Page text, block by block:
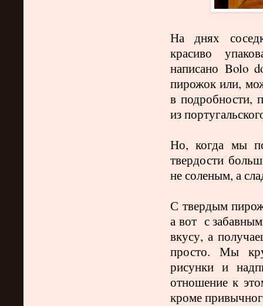
На днях
красиво
написано Bolo
пирожок или,
в подробности,
из
Но, когда мы
твердости
не соленым, а
С твердым
а вот с
вкусу, а
просто. Мы
рисунки и
отношение к
кроме